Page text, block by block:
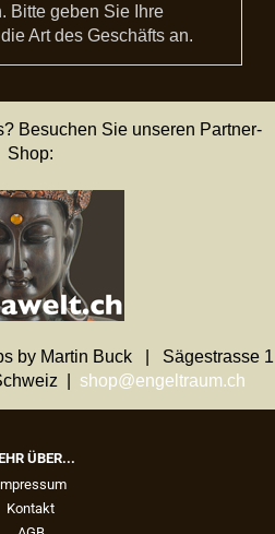
Bitte geben Sie Ihre
Art des Geschäfts an.
Besuchen Sie unseren Partner-
Shop:
by Martin Buck | Sägestrasse 1
| shop@engeltraum.ch
ÜBER...
Kontakt